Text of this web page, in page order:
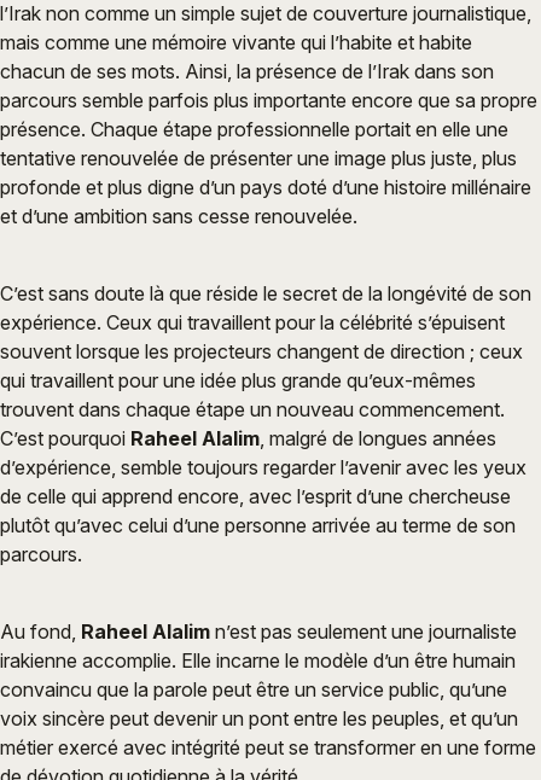
l’Irak non comme un simple sujet de couverture journalistique,
mais comme une mémoire vivante qui l’habite et habite
chacun de ses mots. Ainsi, la présence de l’Irak dans son
parcours semble parfois plus importante encore que sa propre
présence. Chaque étape professionnelle portait en elle une
tentative renouvelée de présenter une image plus juste, plus
profonde et plus digne d’un pays doté d’une histoire millénaire
et d’une ambition sans cesse renouvelée.
C’est sans doute là que réside le secret de la longévité de son
expérience. Ceux qui travaillent pour la célébrité s’épuisent
souvent lorsque les projecteurs changent de direction ; ceux
qui travaillent pour une idée plus grande qu’eux-mêmes
trouvent dans chaque étape un nouveau commencement.
C’est pourquoi Raheel Alalim, malgré de longues années
d’expérience, semble toujours regarder l’avenir avec les yeux
de celle qui apprend encore, avec l’esprit d’une chercheuse
plutôt qu’avec celui d’une personne arrivée au terme de son
parcours.
Au fond, Raheel Alalim n’est pas seulement une journaliste
irakienne accomplie. Elle incarne le modèle d’un être humain
convaincu que la parole peut être un service public, qu’une
voix sincère peut devenir un pont entre les peuples, et qu’un
métier exercé avec intégrité peut se transformer en une forme